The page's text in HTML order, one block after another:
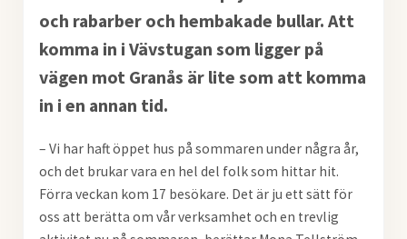
och rabarber och hembakade bullar. Att
komma in i Vävstugan som ligger på
vägen mot Granås är lite som att komma
in i en annan tid.
– Vi har haft öppet hus på sommaren under några år,
och det brukar vara en hel del folk som hittar hit.
Förra veckan kom 17 besökare. Det är ju ett sätt för
oss att berätta om vår verksamhet och en trevlig